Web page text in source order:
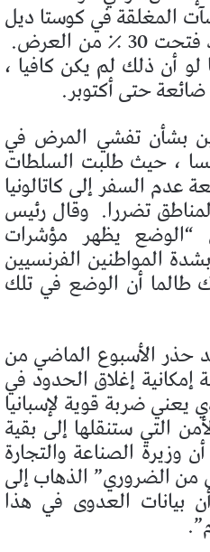
المغلقة في كوستا ديل
من العرض.
أن ذلك لم يكن كافيا ،
حتى أكتوبر.
بشأن تفشي المرض في
، حيث طلبت السلطات
عدم السفر إلى كاتالونيا
تضررا. وقال رئيس
“الوضع يظهر مؤشرات
المواطنين الفرنسيين
طالما أن الوضع في تلك
حذر الأسبوع الماضي من
إغلاق الحدود في
يعني ضربة قوية لإسبانيا
التي ستنقلها إلى بقية
وزيرة الصناعة والتجارة
من الضروري” الذهاب إلى
بيانات العدوى في هذا